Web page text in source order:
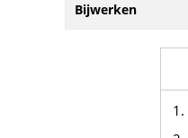
Bijwerken